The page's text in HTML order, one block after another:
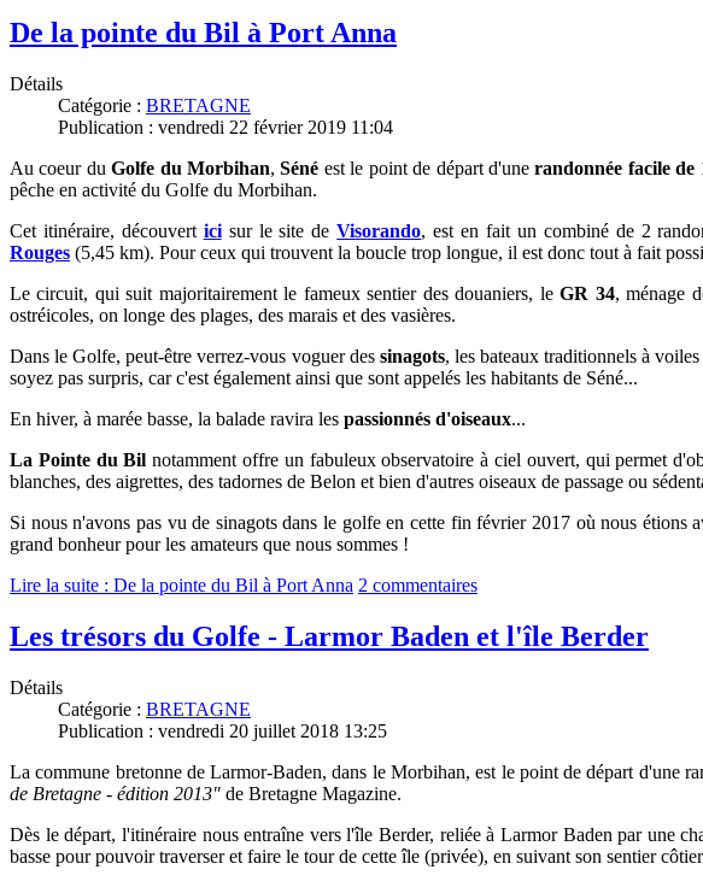
De la pointe du Bil à Port Anna
Détails
Catégorie : BRETAGNE
Publication : vendredi 22 février 2019 11:04
Au coeur duGolfe du Morbihan,Séné est le point de départ d'unerandonnée facile de
pêche en activité du Golfe du Morbihan.
Cet itinéraire, découvert icisur le site deVisorando, est en fait un combiné de 2
Rouges (5,45 km). Pour ceux qui trouvent la boucle trop longue, il est donc tout à fait
Le circuit, qui suit majoritairement le fameux sentier des douaniers, leGR 34, ménage
ostréicoles, on longe des plages, des marais et des vasières.
Dans le Golfe, peut-être verrez-vous voguerdes sinagots, les bateaux traditionnels à
soyez pas surpris, car c'est également ainsi que sont appelés les habitants de Séné...
En hiver, à marée basse, la balade ravira les passionnés d'oiseaux...
La Pointe du Bil notamment offre un fabuleux observatoire à ciel ouvert, qui permet
blanches, des aigrettes, des tadornes de Belon et bien d'autres oiseaux de passage ou
Si nous n'avons pas vu de sinagots dans le golfe en cette fin février 2017 où nous
grand bonheur pour les amateurs que nous sommes !
Lire la suite : De la pointe du Bil à Port Anna 2 commentaires
Les trésors du Golfe - Larmor Baden et l'île Berder
Détails
Catégorie : BRETAGNE
Publication : vendredi 20 juillet 2018 13:25
La commune bretonne de Larmor-Baden, dans le Morbihan, est le point de départ d'une
de Bretagne - édition 2013" de Bretagne Magazine.
Dès le départ, l'itinéraire nous entraîne vers l'île Berder, reliée à Larmor Baden par une
basse pour pouvoir traverser et faire le tour de cette île (privée), en suivant son sentier